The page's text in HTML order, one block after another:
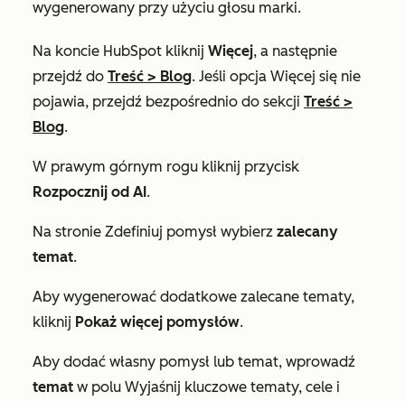
wygenerowany przy użyciu głosu marki.
Na koncie HubSpot kliknij Więcej, a następnie
przejdź do Treść > Blog. Jeśli opcja Więcej się nie
pojawia, przejdź bezpośrednio do sekcji Treść >
Blog.
W prawym górnym rogu kliknij przycisk
Rozpocznij od AI.
Na stronie Zdefiniuj pomysł wybierz zalecany
temat.
Aby wygenerować dodatkowe zalecane tematy,
kliknij Pokaż więcej pomysłów.
Aby dodać własny pomysł lub temat, wprowadź
temat w polu Wyjaśnij kluczowe tematy, cele i